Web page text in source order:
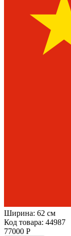
Ширина: 62 см
Код товара: 44987
77000 Р